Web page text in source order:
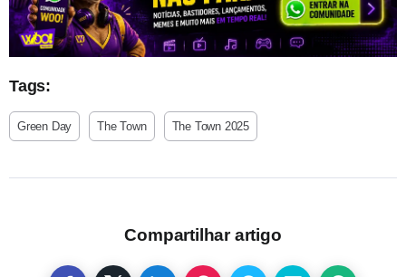
Tags:
Green Day The Town The Town 2025
Compartilhar artigo